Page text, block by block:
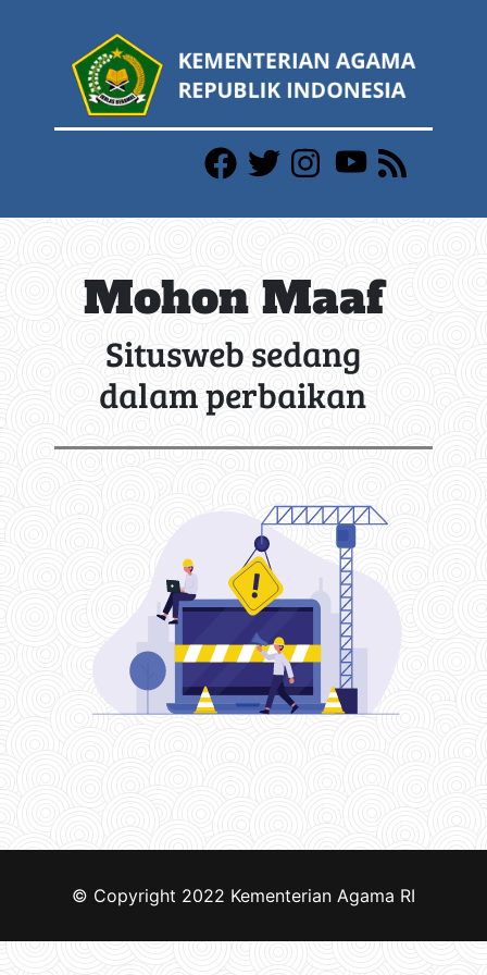
Mohon Maaf
Situsweb sedang
dalam perbaikan
© Copyright 2022 Kementerian Agama RI